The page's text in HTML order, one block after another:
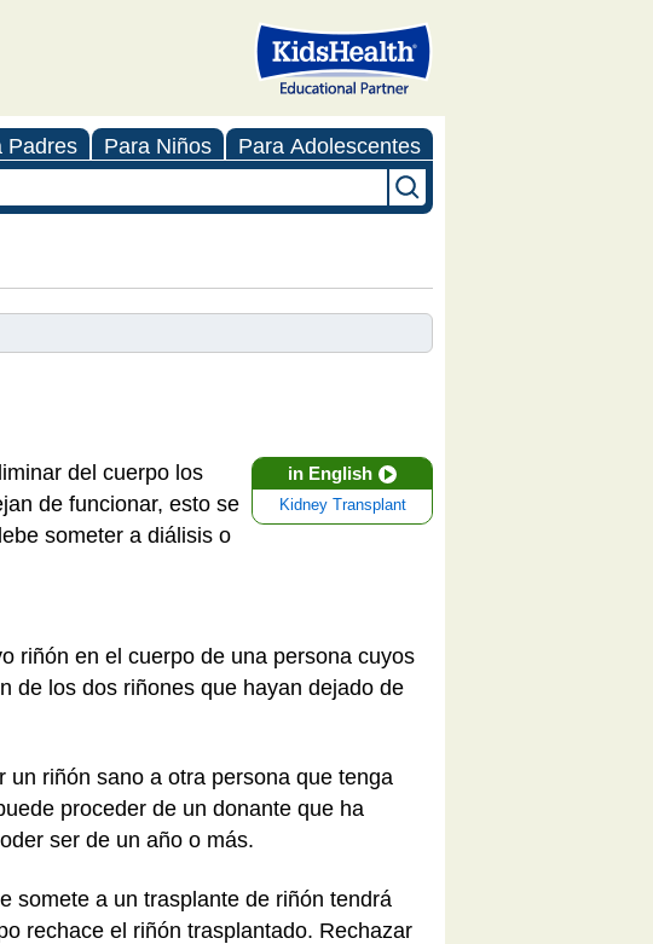
Padres Para Niños Para Adolescentes
in English
Kidney Transplant
del cuerpo los
de funcionar, esto se
someter a diálisis o
riñón en el cuerpo de una persona cuyos
de los dos riñones que hayan dejado de
riñón sano a otra persona que tenga
proceder de un donante que ha
ser de un año o más.
somete a un trasplante de riñón tendrá
rechace el riñón trasplantado. Rechazar